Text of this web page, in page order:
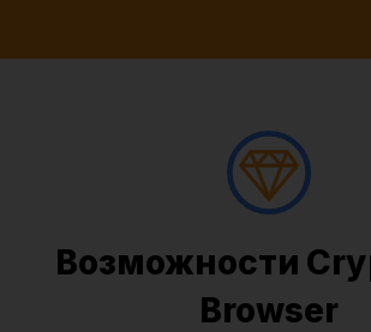
Возможности
Browser